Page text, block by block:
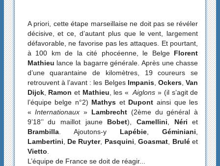
A priori, cette étape marseillaise ne doit pas se révéler
décisive, et ce, d’autant plus que le vent, largement
défavorable, ne favorise pas les attaques. Et pourtant,
à 100 km de la cité phocéenne, le Belge Florent
Mathieu lance la bagarre générale. Après une chasse
d’une quarantaine de kilomètres, 19 coureurs se
retrouvent à l’avant : les Belges Impanis,Ockers ,Van
Dijck, Ramon etMathieu , les « Aiglons » (il s’agit de
l’équipe belge n°2) Mathys et Dupont ainsi que les
«Internationaux » Lambrecht(2ème du général à
9’18’’ du maillot jaune Bobet), Camellini Néri et
Brambilla. Ajoutons-y Lapébie ,Géminiani
Lambertini
De Ruyter, Pasquini Goasmat Bruléet
Vietto
L’équipe de France se doit de réagir...